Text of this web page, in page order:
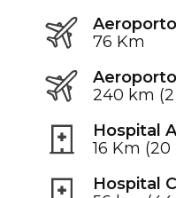
76 Km
240 km (2
Hospital
16 Km
Hospital